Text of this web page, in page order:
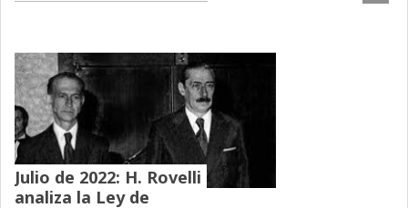
Julio de 2022: H. Rovelli
analiza la Ley de